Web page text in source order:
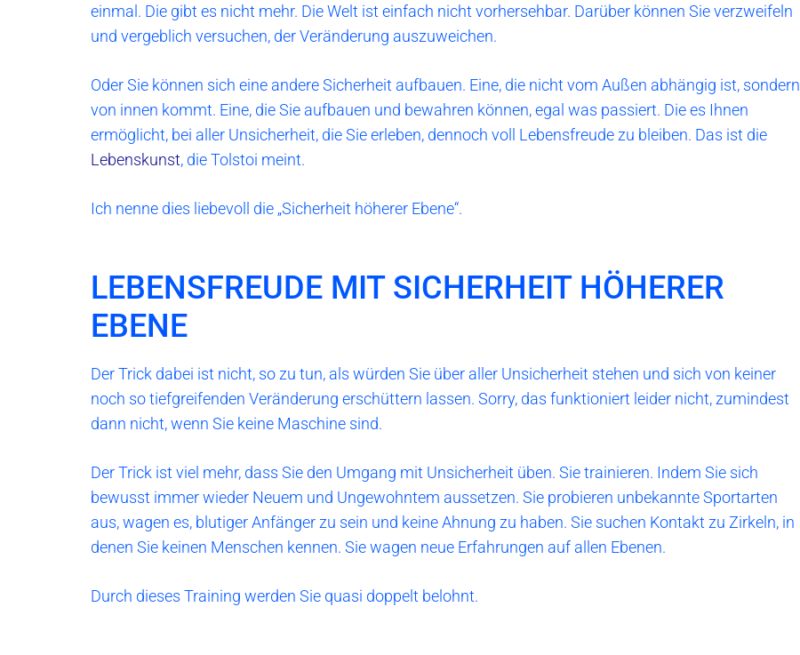
einmal. Die gibt es nicht mehr. Die Welt ist einfach nicht vorhersehbar. Darüber können Sie verzweifeln
und vergeblich versuchen, der Veränderung auszuweichen.
Oder Sie können sich eine andere Sicherheit aufbauen. Eine, die nicht vom Außen abhängig ist, sondern
von innen kommt. Eine, die Sie aufbauen und bewahren können, egal was passiert. Die es Ihnen
ermöglicht, bei aller Unsicherheit, die Sie erleben, dennoch voll Lebensfreude zu bleiben. Das ist die
Lebenskunst, die Tolstoi meint.
Ich nenne dies liebevoll die „Sicherheit höherer Ebene“.
LEBENSFREUDE MIT SICHERHEIT HÖHERER
EBENE
Der Trick dabei ist nicht, so zu tun, als würden Sie über aller Unsicherheit stehen und sich von keiner
noch so tiefgreifenden Veränderung erschüttern lassen. Sorry, das funktioniert leider nicht, zumindest
dann nicht, wenn Sie keine Maschine sind.
Der Trick ist viel mehr, dass Sie den Umgang mit Unsicherheit üben. Sie trainieren. Indem Sie sich
bewusst immer wieder Neuem und Ungewohntem aussetzen. Sie probieren unbekannte Sportarten
aus, wagen es, blutiger Anfänger zu sein und keine Ahnung zu haben. Sie suchen Kontakt zu Zirkeln, in
denen Sie keinen Menschen kennen. Sie wagen neue Erfahrungen auf allen Ebenen.
Durch dieses Training werden Sie quasi doppelt belohnt.